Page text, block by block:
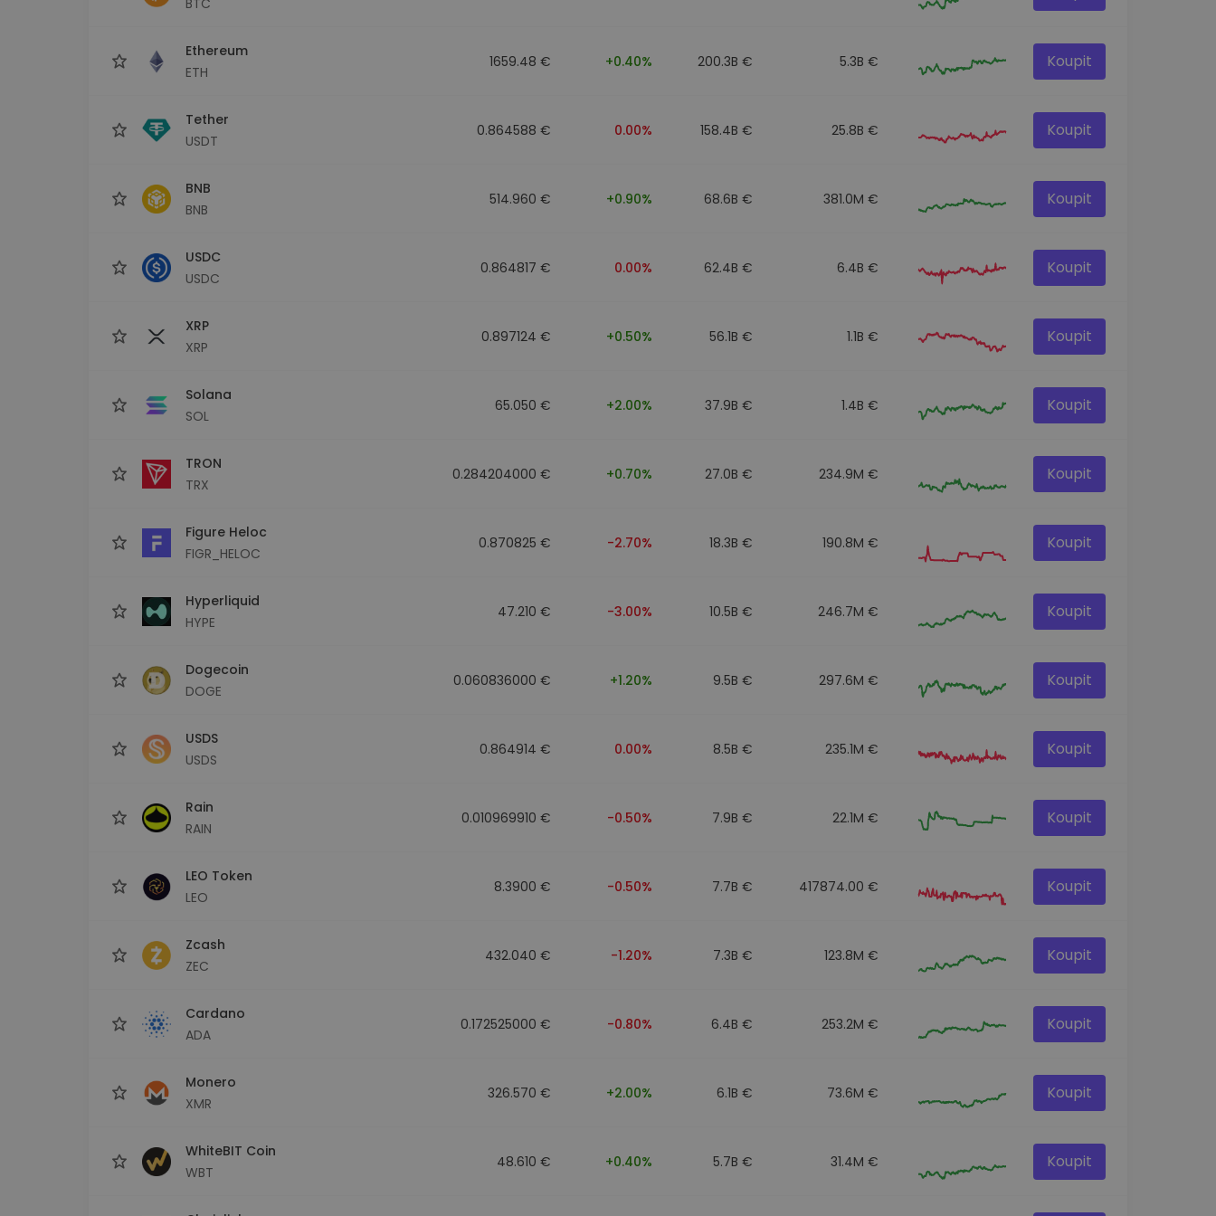
Ethereum
ETH
1659.48 € +0.40% 200.3B € 5.3B € Koupit
Tether
USDT
0.864588 € 0.00% 158.4B € 25.8B € Koupit
BNB
BNB
514.960 € +0.90% 68.6B € 381.0M € Koupit
USDC
USDC
0.864817 € 0.00% 62.4B € 6.4B € Koupit
XRP
XRP
0.897124 € +0.50% 56.1B € 1.1B € Koupit
Solana
SOL
65.050 € +2.00% 37.9B € 1.4B € Koupit
TRON
TRX
0.284204000 € +0.70% 27.0B € 234.9M € Koupit
Figure Heloc
FIGR_HELOC
0.870825 € -2.70% 18.3B € 190.8M € Koupit
Hyperliquid
HYPE
47.210 € -3.00% 10.5B € 246.7M € Koupit
Dogecoin
DOGE
0.060836000 € +1.20% 9.5B € 297.6M € Koupit
USDS
USDS
0.864914 € 0.00% 8.5B € 235.1M € Koupit
Rain
RAIN
0.010969910 € -0.50% 7.9B € 22.1M € Koupit
LEO Token
LEO
8.3900 € -0.50% 7.7B € 417874.00 € Koupit
Zcash
ZEC
432.040 € -1.20% 7.3B € 123.8M € Koupit
Cardano
ADA
0.172525000 € -0.80% 6.4B € 253.2M € Koupit
Monero
XMR
326.570 € +2.00% 6.1B € 73.6M € Koupit
WhiteBIT Coin
WBT
48.610 € +0.40% 5.7B € 31.4M € Koupit